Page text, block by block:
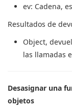
ev: Cadena,
Resultados de
Object,
las llamadas
Desasignar una
objetos